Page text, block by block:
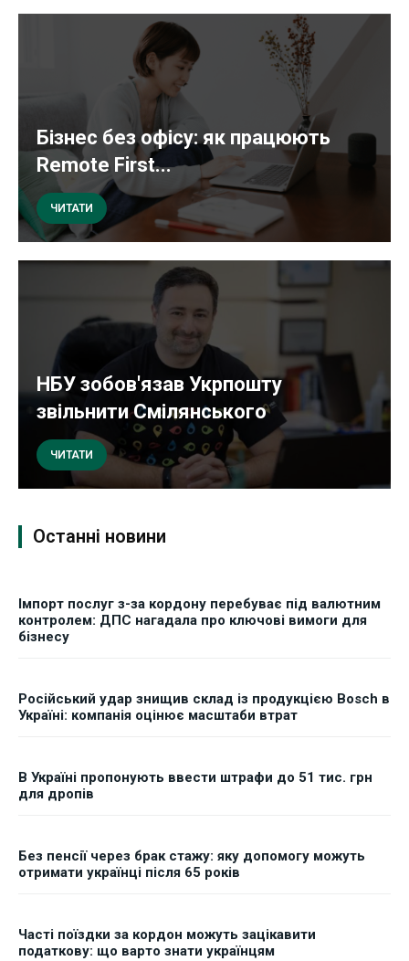
Бізнес без офісу: як працюють
Remote First...
ЧИТАТИ
НБУ зобов'язав Укрпошту
звільнити Смілянського
ЧИТАТИ
Останні новини
Імпорт послуг з-за кордону перебуває під валютним
контролем: ДПС нагадала про ключові вимоги для
бізнесу
Російський удар знищив склад із продукцією Bosch в
Україні: компанія оцінює масштаби втрат
В Україні пропонують ввести штрафи до 51 тис. грн
для дропів
Без пенсії через брак стажу: яку допомогу можуть
отримати українці після 65 років
Часті поїздки за кордон можуть зацікавити
податкову: що варто знати українцям